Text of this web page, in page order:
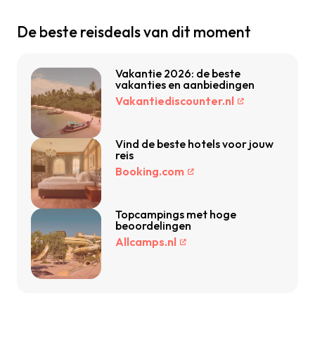
De beste reisdeals van dit moment
Vakantie 2026: de beste
vakanties en aanbiedingen
Vakantiediscounter.nl
Vind de beste hotels voor jouw
reis
Booking.com
Topcampings met hoge
beoordelingen
Allcamps.nl